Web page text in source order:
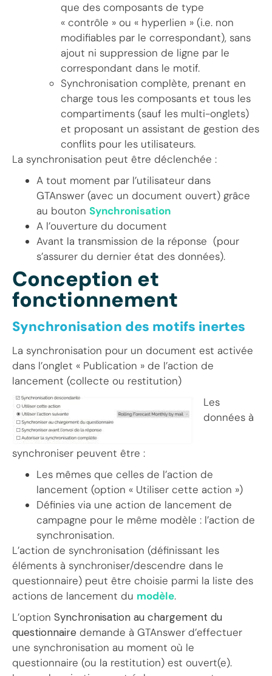
que des composants de type
« contrôle » ou « hyperlien » (i.e. non
modifiables par le correspondant), sans
ajout ni suppression de ligne par le
correspondant dans le motif.
Synchronisation complète, prenant en
charge tous les composants et tous les
compartiments (sauf les multi-onglets)
et proposant un assistant de gestion des
conflits pour les utilisateurs.
La synchronisation peut être déclenchée :
A tout moment par l’utilisateur dans
GTAnswer (avec un document ouvert) grâce
au bouton Synchronisation
A l’ouverture du document
Avant la transmission de la réponse (pour
s’assurer du dernier état des données).
Conception et
fonctionnement
Synchronisation des motifs inertes
La synchronisation pour un document est activée
dans l’onglet « Publication » de l’action de
lancement (collecte ou restitution)
Les
données à
synchroniser peuvent être :
Les mêmes que celles de l’action de
lancement (option « Utiliser cette action »)
Définies via une action de lancement de
campagne pour le même modèle : l’action de
synchronisation.
L’action de synchronisation (définissant les
éléments à synchroniser/descendre dans le
questionnaire) peut être choisie parmi la liste des
actions de lancement du modèle.
L’option Synchronisation au chargement du
questionnaire demande à GTAnswer d’effectuer
une synchronisation au moment où le
questionnaire (ou la restitution) est ouvert(e).